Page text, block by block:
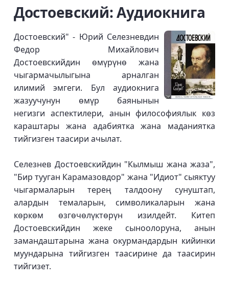
Достоевский: Аудиокнига
Достоевский" - Юрий Селезневдин
Федор Михайлович
Достоевскийдин өмүрүнө жана
чыгармачылыгына арналган
илимий эмгеги. Бул аудиокнига
жазуучунун өмүр баянынын
негизги аспектилери, анын философиялык көз
караштары жана адабиятка жана маданиятка
тийгизген таасири ачылат.
Селезнев Достоевскийдин "Кылмыш жана жаза",
"Бир тууган Карамазовдор" жана "Идиот" сыяктуу
чыгармаларын терең талдоону сунуштап,
алардын темаларын, символикаларын жана
көркөм өзгөчөлүктөрүн изилдейт. Китеп
Достоевскийдин жеке сыноолоруна, анын
замандаштарына жана окурмандардын кийинки
муундарына тийгизген таасирине да таасирин
тийгизет.